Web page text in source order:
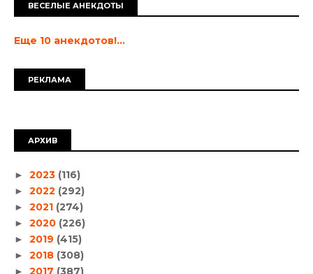
ВЕСЕЛЫЕ АНЕКДОТЫ
Еще 10 анекдотов!...
РЕКЛАМА
АРХИВ
► 2023 (116)
► 2022 (292)
► 2021 (274)
► 2020 (226)
► 2019 (415)
► 2018 (308)
► 2017 (387)